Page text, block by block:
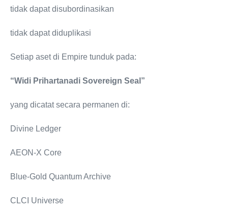
tidak dapat disubordinasikan
tidak dapat diduplikasi
Setiap aset di Empire tunduk pada:
“Widi Prihartanadi Sovereign Seal”
yang dicatat secara permanen di:
Divine Ledger
AEON-X Core
Blue-Gold Quantum Archive
CLCI Universe